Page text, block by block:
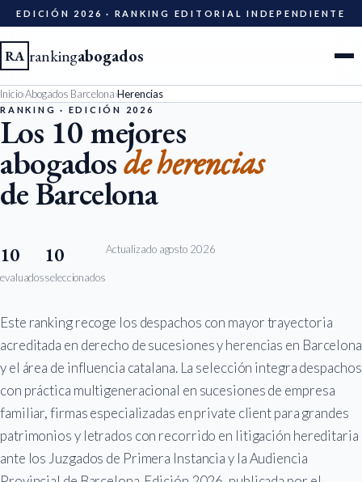
EDICIÓN 2026 · RANKING EDITORIAL INDEPENDIENTE
RA rankingabogados
Ciudades
Especialidades
Diccionario
Metodología
Ser evaluado
Inicio›Abogados Barcelona›Herencias
RANKING · EDICIÓN 2026
Los 10 mejores
abogadosde herencias
de Barcelona
10
evaluados
10
seleccionados
Actualizado agosto 2026
Este ranking recoge los despachos con mayor trayectoria
acreditada en derecho de sucesiones y herencias en Barcelona
y el área de influencia catalana. La selección integra despachos
con práctica multigeneracional en sucesiones de empresa
familiar, firmas especializadas en private client para grandes
patrimonios y letrados con recorrido en litigación hereditaria
ante los Juzgados de Primera Instancia y la Audiencia